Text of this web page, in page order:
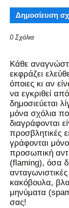
Δημοσίευση
0 Σχόλια
Kάθε
εκφράζει
όποιες κι αν
να εγκριθεί
δημοσιεύεται
μόνα σχόλια
διαγράφονται
προσβλητικές
γράφονται
προσωπική
(flaming), όσα
κακόβουλα,
μηνύματα
σας!